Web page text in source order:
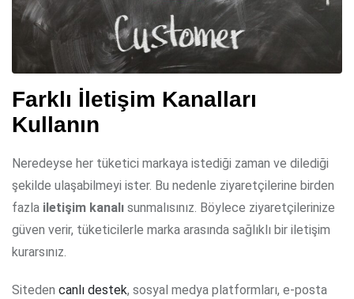
Farklı İletişim Kanalları
Kullanın
Neredeyse her tüketici markaya istediği zaman ve dilediği
şekilde ulaşabilmeyi ister. Bu nedenle ziyaretçilerine birden
fazla iletişim kanalı sunmalısınız. Böylece ziyaretçilerinize
güven verir, tüketicilerle marka arasında sağlıklı bir iletişim
kurarsınız.
Siteden canlı destek, sosyal medya platformları, e-posta